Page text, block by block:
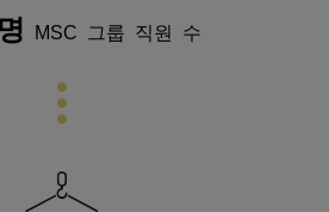
MSC 그룹 직원 수